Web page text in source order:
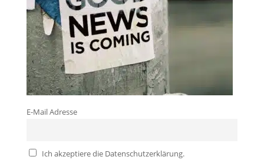
E-Mail Adresse
Ich akzeptiere die Datenschutzerklärung.